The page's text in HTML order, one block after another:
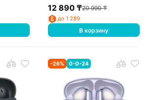
12 890 ₸20 990₸
до 1 289
В корзину
-26% 0-0-24